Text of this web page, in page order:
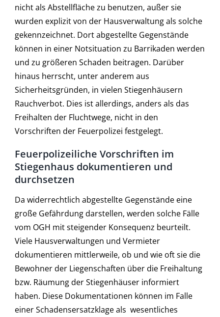
nicht als Abstellfläche zu benutzen, außer sie
wurden explizit von der Hausverwaltung als solche
gekennzeichnet. Dort abgestellte Gegenstände
können in einer Notsituation zu Barrikaden werden
und zu größeren Schaden beitragen. Darüber
hinaus herrscht, unter anderem aus
Sicherheitsgründen, in vielen Stiegenhäusern
Rauchverbot. Dies ist allerdings, anders als das
Freihalten der Fluchtwege, nicht in den
Vorschriften der Feuerpolizei festgelegt.
Feuerpolizeiliche Vorschriften im
Stiegenhaus dokumentieren und
durchsetzen
Da widerrechtlich abgestellte Gegenstände eine
große Gefährdung darstellen, werden solche Fälle
vom OGH mit steigender Konsequenz beurteilt.
Viele Hausverwaltungen und Vermieter
dokumentieren mittlerweile, ob und wie oft sie die
Bewohner der Liegenschaften über die Freihaltung
bzw. Räumung der Stiegenhäuser informiert
haben. Diese Dokumentationen können im Falle
einer Schadensersatzklage als wesentliches